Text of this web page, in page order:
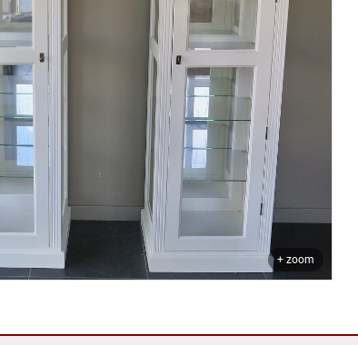
+ zoom